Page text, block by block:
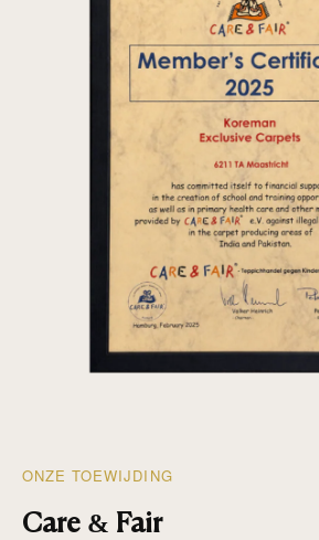
ONZE TOEWIJDING
Care & Fair